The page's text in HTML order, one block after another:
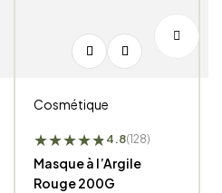
Cosmétique
★★★★★
★4.8(128)
Masque à l’Argile
Rouge 200G